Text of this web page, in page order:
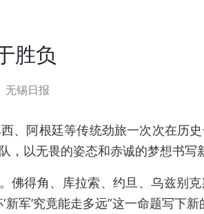
胜负
无锡日报
、阿根廷等传统劲旅一次次在历
，以无畏的姿态和赤诚的梦想书写
佛得角、库拉索、约旦、乌兹别
军’究竟能走多远”这一命题写下新